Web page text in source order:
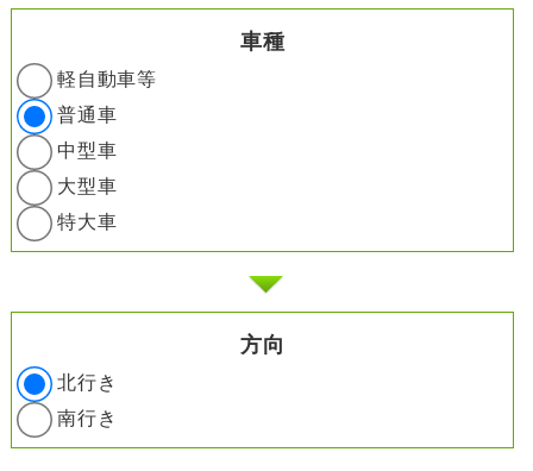
車種
軽自動車等
普通車
中型車
大型車
特大車
方向
北行き
南行き